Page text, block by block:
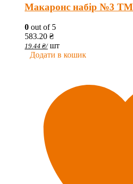
Макаронс набір №3 ТМ
0 out of 5
583.20 ₴
19.44 ₴/ шт
Додати в кошик